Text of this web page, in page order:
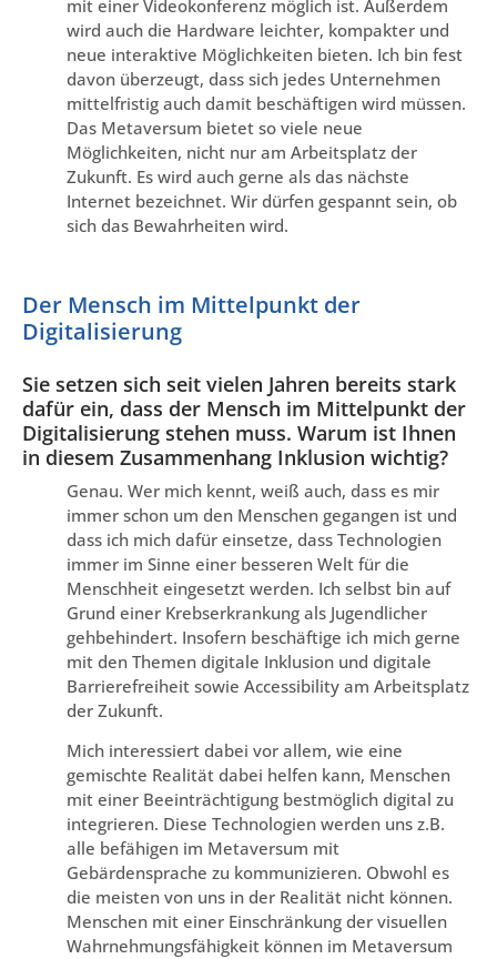
mit einer Videokonferenz möglich ist. Außerdem
wird auch die Hardware leichter, kompakter und
neue interaktive Möglichkeiten bieten. Ich bin fest
davon überzeugt, dass sich jedes Unternehmen
mittelfristig auch damit beschäftigen wird müssen.
Das Metaversum bietet so viele neue
Möglichkeiten, nicht nur am Arbeitsplatz der
Zukunft. Es wird auch gerne als das nächste
Internet bezeichnet. Wir dürfen gespannt sein, ob
sich das Bewahrheiten wird.
Der Mensch im Mittelpunkt der
Digitalisierung
Sie setzen sich seit vielen Jahren bereits stark
dafür ein, dass der Mensch im Mittelpunkt der
Digitalisierung stehen muss. Warum ist Ihnen
in diesem Zusammenhang Inklusion wichtig?
Genau. Wer mich kennt, weiß auch, dass es mir
immer schon um den Menschen gegangen ist und
dass ich mich dafür einsetze, dass Technologien
immer im Sinne einer besseren Welt für die
Menschheit eingesetzt werden. Ich selbst bin auf
Grund einer Krebserkrankung als Jugendlicher
gehbehindert. Insofern beschäftige ich mich gerne
mit den Themen digitale Inklusion und digitale
Barrierefreiheit sowie Accessibility am Arbeitsplatz
der Zukunft.
Mich interessiert dabei vor allem, wie eine
gemischte Realität dabei helfen kann, Menschen
mit einer Beeinträchtigung bestmöglich digital zu
integrieren. Diese Technologien werden uns z.B.
alle befähigen im Metaversum mit
Gebärdensprache zu kommunizieren. Obwohl es
die meisten von uns in der Realität nicht können.
Menschen mit einer Einschränkung der visuellen
Wahrnehmungsfähigkeit können im Metaversum